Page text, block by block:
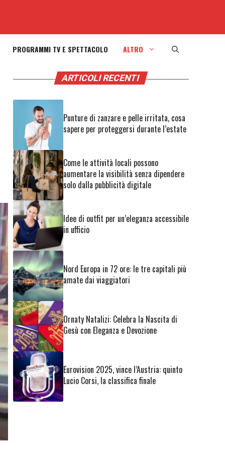
PROGRAMMI TV E SPETTACOLO ALTRO
ARTICOLI RECENTI
Punture di zanzare e pelle irritata, cosa
sapere per proteggersi durante l’estate
Come le attività locali possono
aumentare la visibilità senza dipendere
solo dalla pubblicità digitale
Idee di outfit per un’eleganza accessibile
in ufficio
Nord Europa in 72 ore: le tre capitali più
amate dai viaggiatori
Ornaty Natalizi: Celebra la Nascita di
Gesù con Eleganza e Devozione
Eurovision 2025, vince l’Austria: quinto
Lucio Corsi, la classifica finale